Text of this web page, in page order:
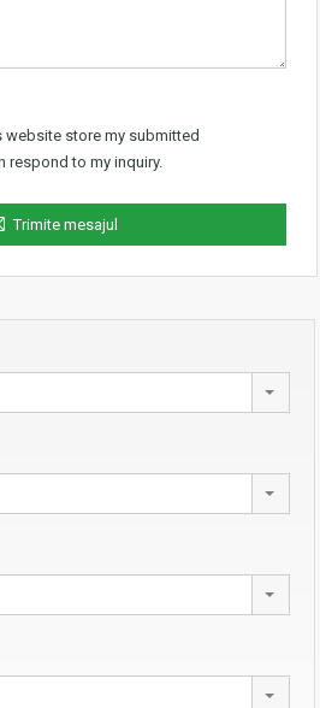
website store my submitted
respond to my inquiry.
Trimite mesajul